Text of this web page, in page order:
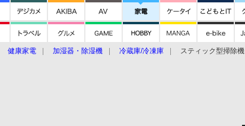
健康家電 加湿器・除湿機 冷蔵庫/冷凍庫 スティック型掃除機